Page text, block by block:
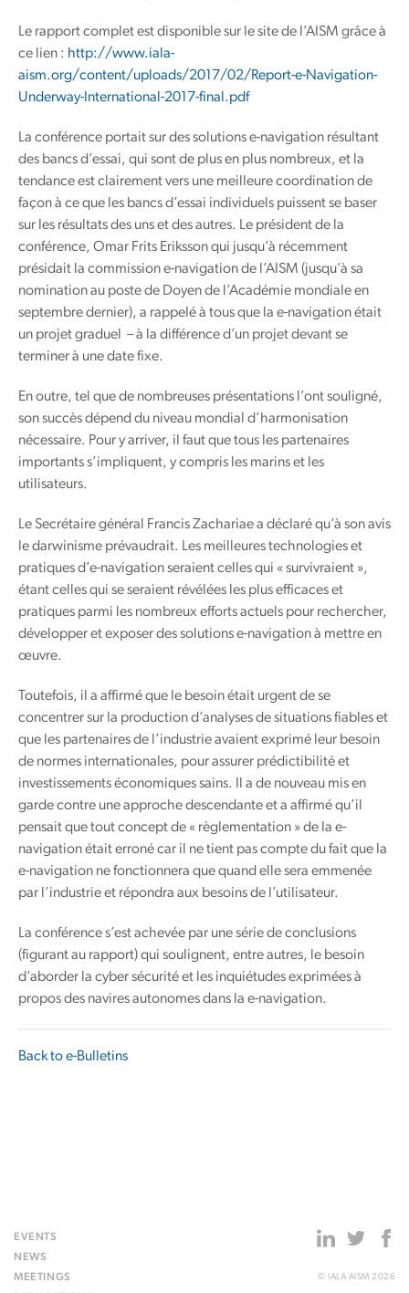
Le rapport complet est disponible sur le site de l’AISM grâce à
ce lien : http://www.iala-
aism.org/content/uploads/2017/02/Report-e-Navigation-
Underway-International-2017-final.pdf
La conférence portait sur des solutions e-navigation résultant
des bancs d’essai, qui sont de plus en plus nombreux, et la
tendance est clairement vers une meilleure coordination de
façon à ce que les bancs d’essai individuels puissent se baser
sur les résultats des uns et des autres. Le président de la
conférence, Omar Frits Eriksson qui jusqu’à récemment
présidait la commission e-navigation de l’AISM (jusqu’à sa
nomination au poste de Doyen de l’Académie mondiale en
septembre dernier), a rappelé à tous que la e-navigation était
un projet graduel – à la différence d’un projet devant se
terminer à une date fixe.
En outre, tel que de nombreuses présentations l’ont souligné,
son succès dépend du niveau mondial d’harmonisation
nécessaire. Pour y arriver, il faut que tous les partenaires
importants s’impliquent, y compris les marins et les
utilisateurs.
Le Secrétaire général Francis Zachariae a déclaré qu’à son avis
le darwinisme prévaudrait. Les meilleures technologies et
pratiques d’e-navigation seraient celles qui « survivraient »,
étant celles qui se seraient révélées les plus efficaces et
pratiques parmi les nombreux efforts actuels pour rechercher,
développer et exposer des solutions e-navigation à mettre en
œuvre.
Toutefois, il a affirmé que le besoin était urgent de se
concentrer sur la production d’analyses de situations fiables et
que les partenaires de l’industrie avaient exprimé leur besoin
de normes internationales, pour assurer prédictibilité et
investissements économiques sains. Il a de nouveau mis en
garde contre une approche descendante et a affirmé qu’il
pensait que tout concept de « règlementation » de la e-
navigation était erroné car il ne tient pas compte du fait que la
e-navigation ne fonctionnera que quand elle sera emmenée
par l’industrie et répondra aux besoins de l’utilisateur.
La conférence s’est achevée par une série de conclusions
(figurant au rapport) qui soulignent, entre autres, le besoin
d’aborder la cyber sécurité et les inquiétudes exprimées à
propos des navires autonomes dans la e-navigation.
Back to e-Bulletins
EVENTS
NEWS
MEETINGS
© IALA AISM 2026